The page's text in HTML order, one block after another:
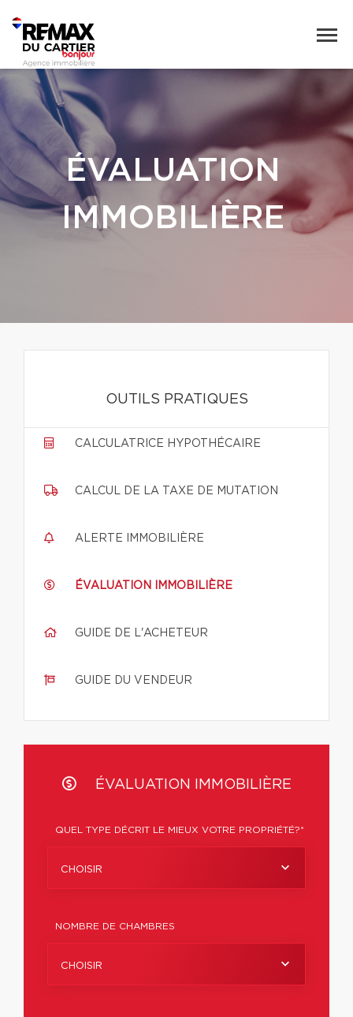
ÉVALUATION
IMMOBILIÈRE
OUTILS PRATIQUES
CALCULATRICE HYPOTHÉCAIRE
CALCUL DE LA TAXE DE MUTATION
ALERTE IMMOBILIÈRE
ÉVALUATION IMMOBILIÈRE
GUIDE DE L'ACHETEUR
GUIDE DU VENDEUR
ÉVALUATION IMMOBILIÈRE
QUEL TYPE DÉCRIT LE MIEUX VOTRE PROPRIÉTÉ?*
CHOISIR
NOMBRE DE CHAMBRES
CHOISIR